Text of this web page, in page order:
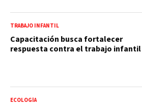
TRABAJO INFANTIL
Capacitación busca fortalecer
respuesta contra el trabajo infantil
ECOLOGÍA